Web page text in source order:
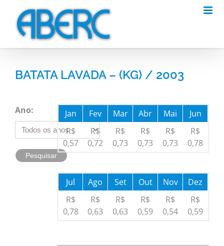
content
BATATA LAVADA – (KG) / 2003
Ano: Jan Fev Mar Abr Mai
Jun
R$
0,57
R$
0,72
R$
0,73
R$
0,73
R$
0,73
R$
0,78
Jul Ago Set Out Nov
Dez
R$
0,78
R$
0,63
R$
0,63
R$
0,59
R$
0,54
R$
0,59